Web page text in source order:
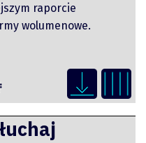
raporcie
wolumenowe.